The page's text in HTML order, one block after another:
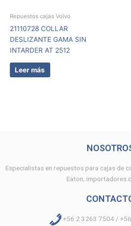
Repuestos cajas Volvo
21110728 COLLAR
DESLIZANTE GAMA SIN
INTARDER AT 2512
Leer más
Especialistas en repuestos para cajas de
Eaton; importadores
+56 2 3263 7504 /